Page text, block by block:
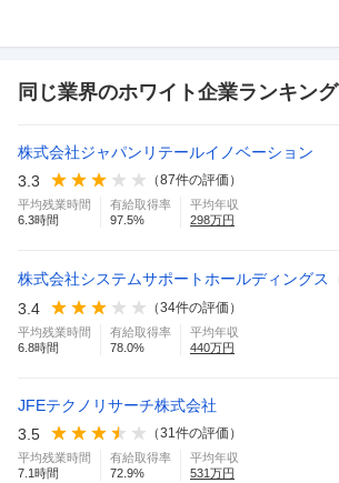
同じ業界のホワイト企業ランキング
株式会社ジャパンリテールイノベーション
3.3
（87件の評価）
平均残業時間
6.3時間
有給取得率
97.5%
平均年収
298万円
株式会社システムサポートホールディングス
3.4 （34件の評価）
平均残業時間
6.8時間
有給取得率
78.0%
平均年収
440万円
JFEテクノリサーチ株式会社
3.5
（31件の評価）
平均残業時間
7.1時間
有給取得率
72.9%
平均年収
531万円